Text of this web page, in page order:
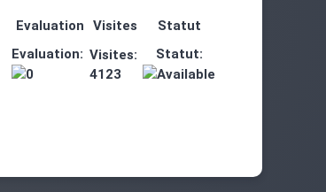
Evaluation Visites Statut
Evaluation: Visites:
4123
Statut: